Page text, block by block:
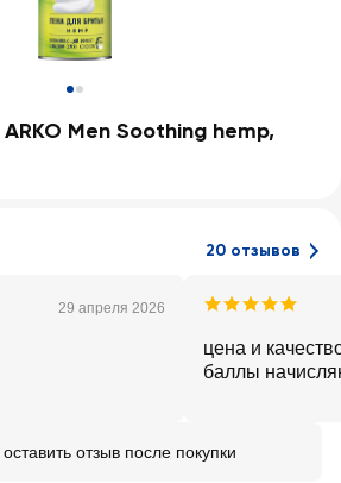
Men Soothing hemp,
20 отзывов
29 апреля 2026
цена и
баллы
отзыв после покупки